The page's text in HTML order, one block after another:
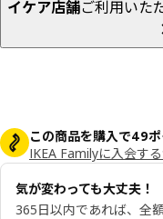
イケア店舗ご利用いた
この商品を購入で49
IKEA Familyに入会す
気が変わっても大丈夫！
365日以内であれば、全